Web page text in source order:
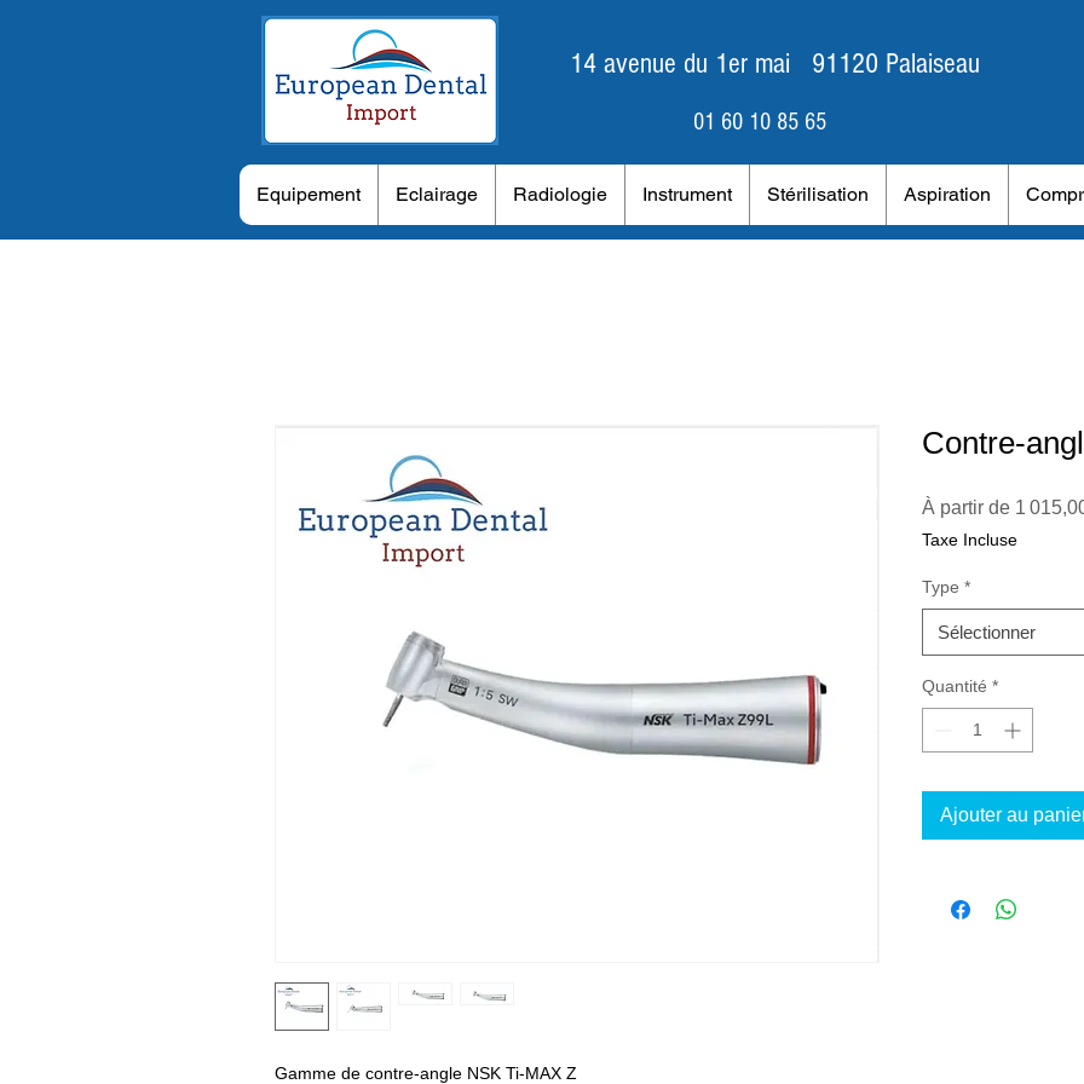
14 avenue du 1er mai 91120 Palaiseau
01 60 10 85 65
Equipement Eclairage Radiologie Instrument Stérilisation Aspiration
Gamme de contre-angle NSK Ti-MAX Z
Contre-
À partir de 1
Taxe Incluse
Type *
Sélectionner
Quantité *
Ajouter au